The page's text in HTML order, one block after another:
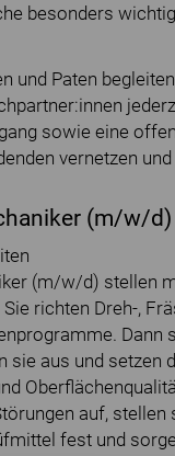
besonders
und Paten
sowie eine
vernetzen
(m/w/d)
(m/w/d) stellen
richten Dreh-,
Dann
sie aus und
auf,
fest und